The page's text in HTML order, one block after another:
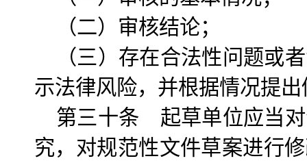
（二）审核结论；
（三）存在合法性问题或
示法律风险，并根据情况提
第三十条 起草单位应当
究，对规范性文件草案进行